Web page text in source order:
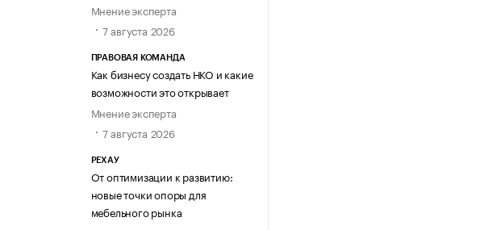
Мнение эксперта
7 августа 2026
ПРАВОВАЯ КОМАНДА
Как бизнесу создать НКО и какие
возможности это открывает
Мнение эксперта
7 августа 2026
РЕХАУ
От оптимизации к развитию:
новые точки опоры для
мебельного рынка